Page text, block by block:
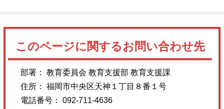
このページに関するお問い合わせ先
部署： 教育委員会 教育支援部 教育支援課
住所： 福岡市中央区天神１丁目８番１号
電話番号： 092-711-4636